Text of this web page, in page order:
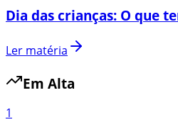
Dia das crianças: O que
Ler matéria
Em Alta
1